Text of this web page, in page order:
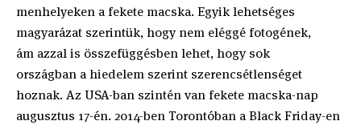
menhelyeken a fekete macska. Egyik lehetséges
magyarázat szerintük, hogy nem eléggé fotogének,
ám azzal is összefüggésben lehet, hogy sok
országban a hiedelem szerint szerencsétlenséget
hoznak. Az USA-ban szintén van fekete macska-nap
augusztus 17-én. 2014-ben Torontóban a Black Friday-en